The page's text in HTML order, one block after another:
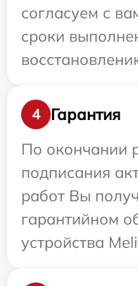
согласуем с
сроки
4
Гарантия
По окончании
подписания
работ Вы
гарантийном
устройства